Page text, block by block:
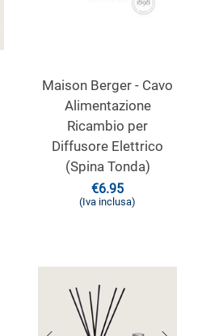
Maison Berger - Cavo
Alimentazione
Ricambio per
Diffusore Elettrico
(Spina Tonda)
€6.95
(Iva inclusa)